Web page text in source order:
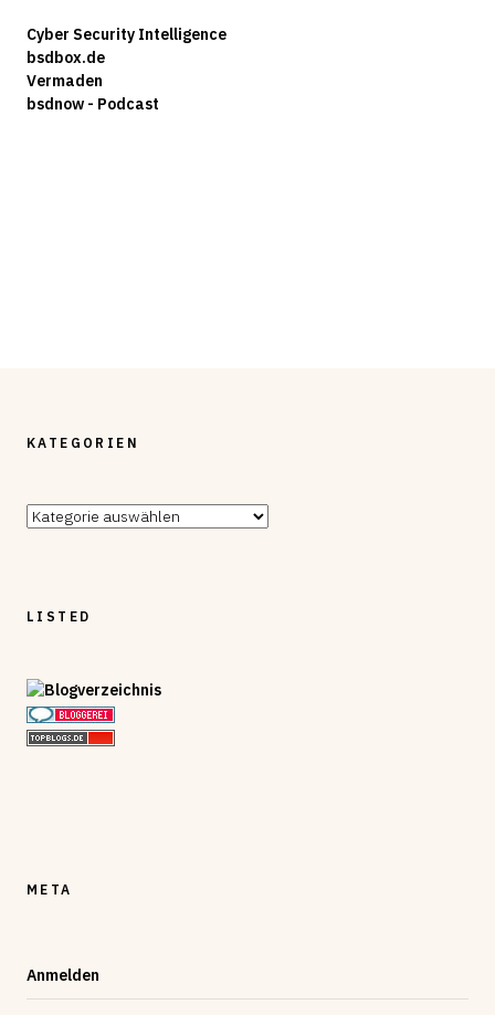
Cyber Security Intelligence
bsdbox.de
Vermaden
bsdnow - Podcast
KATEGORIEN
Kategorien
LISTED
META
Anmelden